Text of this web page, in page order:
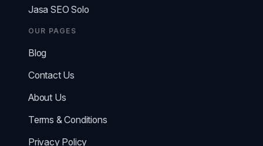
Jasa SEO Solo
OUR PAGES
Blog
Contact Us
About Us
Terms & Conditions
Privacy Policy